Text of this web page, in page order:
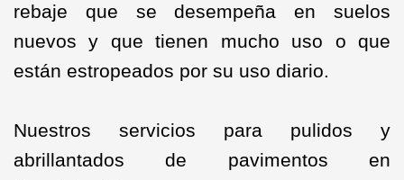
rebaje que se desempeña en suelos
nuevos y que tienen mucho uso o que
están estropeados por su uso diario.
Nuestros servicios para pulidos y
abrillantados de pavimentos en